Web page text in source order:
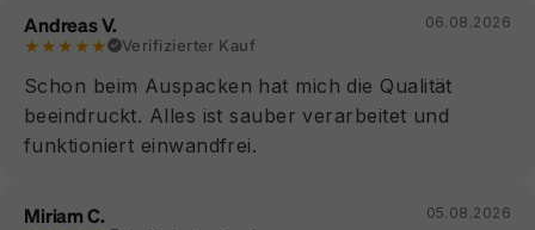
Andreas V.
★★★★★ Verifizierter Kauf
06.08.2026
Schon beim Auspacken hat mich die Qualität
beeindruckt. Alles ist sauber verarbeitet und
funktioniert einwandfrei.
Miriam C. 05.08.2026